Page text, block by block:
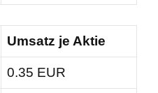
Umsatz je Aktie
0.35 EUR